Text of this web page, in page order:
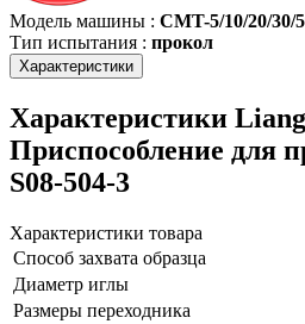
Модель машины : CMT-5/10/20/30/
Тип испытания : прокол
Характеристики
Характеристики
Приспособление для
S08-504-3
Характеристики товара
Способ захвата образца
Диаметр иглы
Размеры переходника